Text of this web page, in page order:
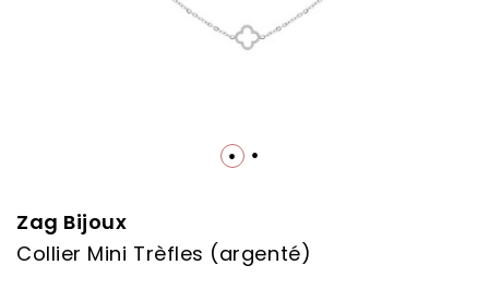
Zag Bijoux
Collier Mini Trèfles (argenté)
the
beginning
of